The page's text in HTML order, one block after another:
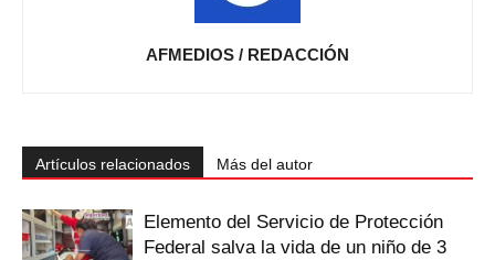
AFMEDIOS / REDACCIÓN
Artículos relacionados Más del autor
Elemento del Servicio de Protección
Federal salva la vida de un niño de 3